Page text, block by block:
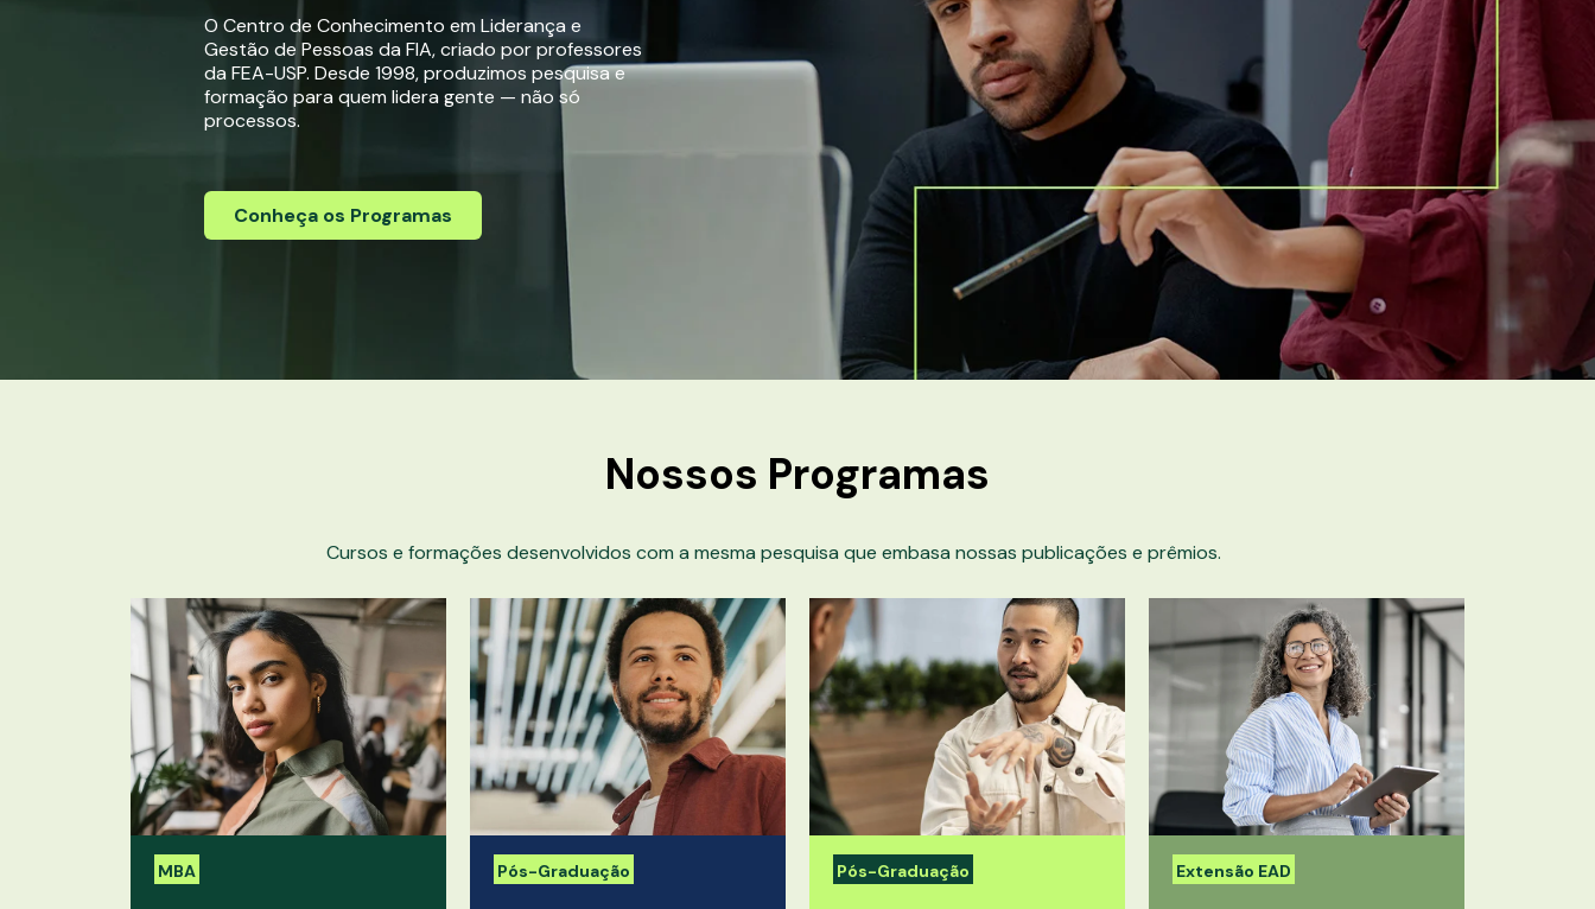
O Centro de Conhecimento em Liderança e
Gestão de Pessoas da FIA, criado por professores
da FEA-USP. Desde 1998, produzimos pesquisa e
formação para quem lidera gente — não só
processos.
Conheça os Programas
Nossos Programas
Cursos e formações desenvolvidos com a mesma pesquisa que embasa nossas publicações e prêmios.
MBA Pós-Graduação Pós-Graduação Extensão EAD